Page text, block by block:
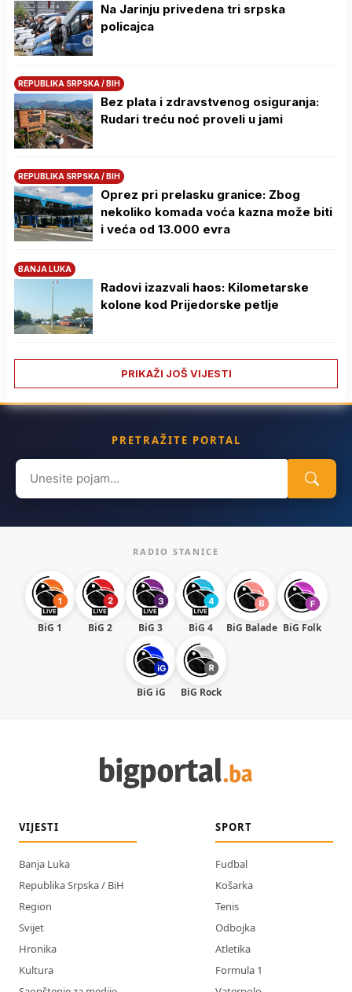
Na Јarinju privedena tri srpska
policajca
REPUBLIKA SRPSKA / BIH
Bez plata i zdravstvenog osiguranja:
Rudari treću noć proveli u jami
REPUBLIKA SRPSKA / BIH
Oprez pri prelasku granice: Zbog
nekoliko komada voća kazna može biti
i veća od 13.000 evra
BANJA LUKA
Radovi izazvali haos: Kilometarske
kolone kod Prijedorske petlje
PRIKAŽI JOŠ VIJESTI
PRETRAŽITE PORTAL
Search
for:
RADIO STANICE
BiG 1 BiG 2 BiG 3 BiG 4 BiG Balade BiG Folk
BiG iG BiG Rock
VIJESTI
Banja Luka
Republika Srpska / BiH
Region
Svijet
Hronika
Kultura
SPORT
Fudbal
Košarka
Tenis
Odbojka
Atletika
Formula 1